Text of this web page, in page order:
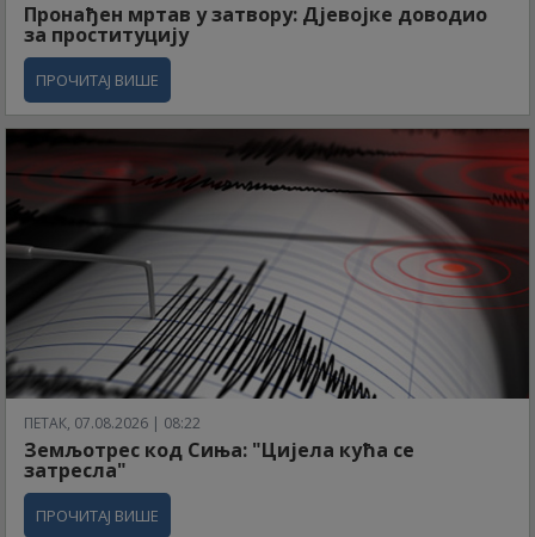
Пронађен мртав у затвору: Дјевојке доводио
за проституцију
ПРОЧИТАЈ ВИШЕ
ПЕТАК, 07.08.2026 | 08:22
Земљотрес код Сиња: "Цијела кућа се
затресла"
ПРОЧИТАЈ ВИШЕ